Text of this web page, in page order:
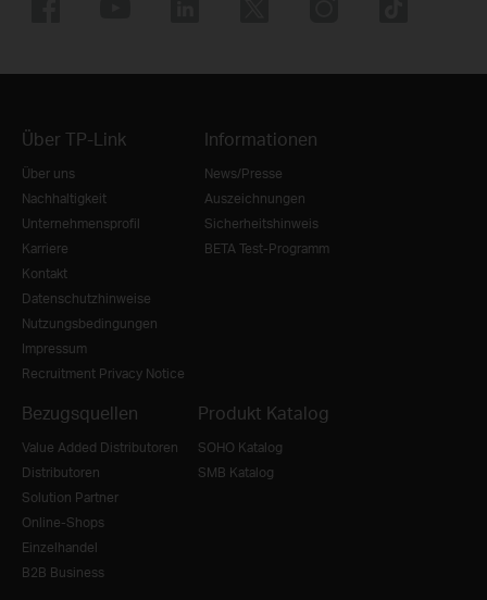
Über TP-Link
Über uns
Nachhaltigkeit
Unternehmensprofil
Karriere
Kontakt
Datenschutzhinweise
Nutzungsbedingungen
Impressum
Recruitment Privacy Notice
Informationen
News/Presse
Auszeichnungen
Sicherheitshinweis
BETA Test-Programm
Bezugsquellen
Value Added Distributoren
Distributoren
Solution Partner
Online-Shops
Einzelhandel
B2B Business
Produkt Katalog
SOHO Katalog
SMB Katalog